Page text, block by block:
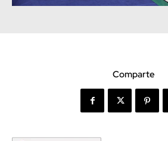
Comparte